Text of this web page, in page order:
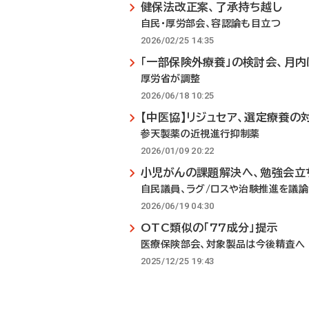
健保法改正案、了承持ち越し
自民・厚労部会、容認論も目立つ
2026/02/25 14:35
「一部保険外療養」の検討会、月
厚労省が調整
2026/06/18 10:25
【中医協】リジュセア、選定療養の
参天製薬の近視進行抑制薬
2026/01/09 20:22
小児がんの課題解決へ、勉強会立
自民議員、ラグ/ロスや治験推進を議論
2026/06/19 04:30
OTC類似の「77成分」提示
医療保険部会、対象製品は今後精査へ
2025/12/25 19:43